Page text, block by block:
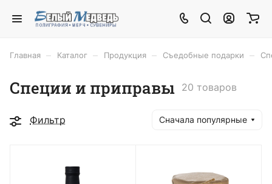
Главная Каталог Продукция Съедобные подарки
Специи и приправы 20 товаров
Фильтр Сначала популярные